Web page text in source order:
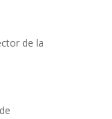
de la